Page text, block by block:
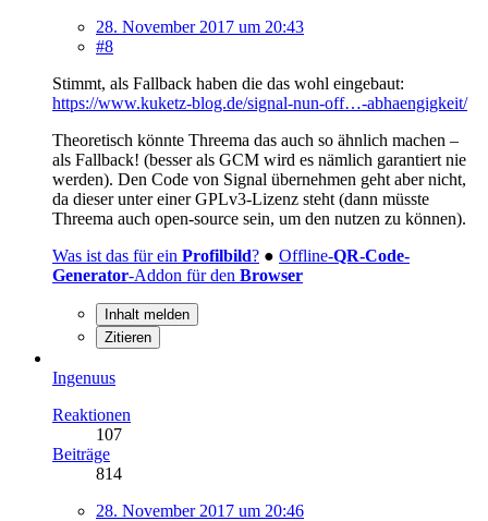
28. November 2017 um 20:43
#8
Stimmt, als Fallback haben die das wohl eingebaut:
https://www.kuketz-blog.de/signal-nun-off…-abhaengigkeit/
Theoretisch könnte Threema das auch so ähnlich machen –
als Fallback! (besser als GCM wird es nämlich garantiert nie
werden). Den Code von Signal übernehmen geht aber nicht,
da dieser unter einer GPLv3-Lizenz steht (dann müsste
Threema auch open-source sein, um den nutzen zu können).
Was ist das für ein Profilbild? ● Offline-QR-Code-
Generator-Addon für den Browser
Inhalt melden
Zitieren
Ingenuus
Reaktionen
107
Beiträge
814
28. November 2017 um 20:46